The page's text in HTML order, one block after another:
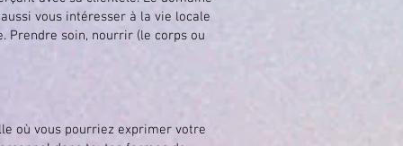
vous intéresser à la vie locale
Prendre soin, nourrir (le corps ou
où vous pourriez exprimer votre